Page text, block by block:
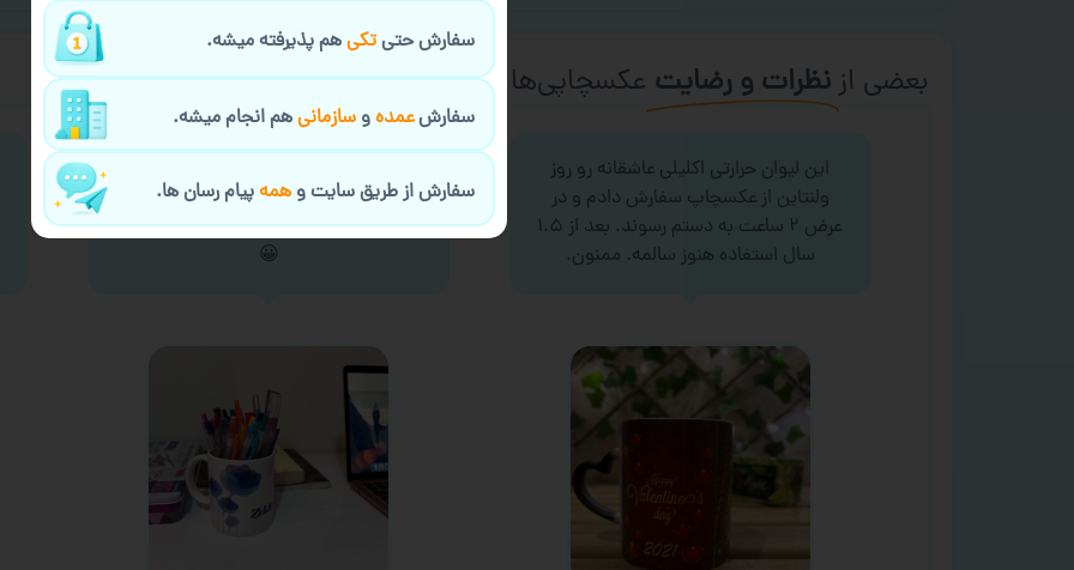
بعضی ازنظرات و رضایت عکسچاپی‌ها از چاپ لیوان
این لیوان حرارتی اکلیلی عاشقانه رو روز
ولنتاین از عکسچاپ سفارش دادم و در
عرض ۲ ساعت به دستم رسوند. بعد از ۱.۵
سال استفاده هنوز سالمه. ممنون.
میکنمه. ازش به عنوان جا خودکاری
استفاده میکنم
😀
سفارش حتیتکیهم پذیرفته میشه.
سفارشعمدهوسازمانیهم انجام میشه.
سفارش از طریق سایت وهمهپیام رسان ها.